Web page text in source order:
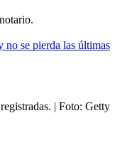
se pierda las últimas
| Foto: Getty